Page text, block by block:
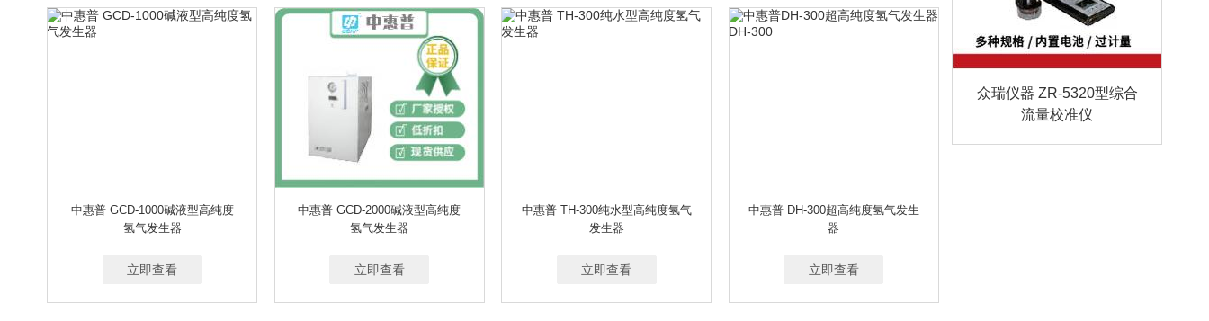
中惠普 GCD-1000碱液型高纯度
氢气发生器
立即查看
中惠普 GCD-2000碱液型高纯度
氢气发生器
立即查看
中惠普 TH-300纯水型高纯度氢气
发生器
立即查看
中惠普 DH-300超高纯度氢气发生
器
立即查看
众瑞仪器 ZR-5320型综合
流量校准仪